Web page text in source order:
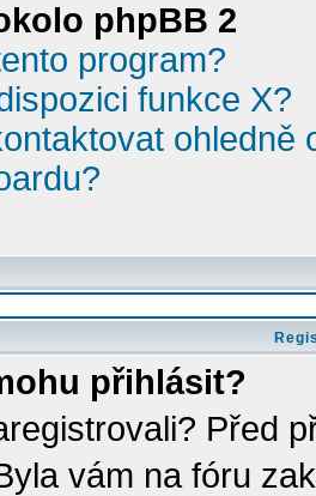
phpBB 2
program?
funkce X?
přihlásit?
Před
vám na fóru